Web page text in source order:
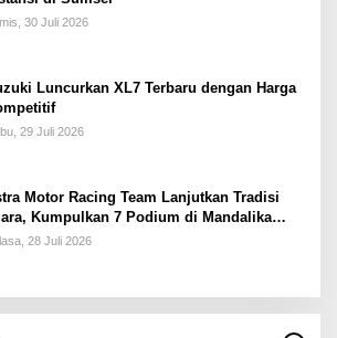
30 Juli 2026
Luncurkan XL7 Terbaru dengan Harga
29 Juli 2026
Motor Racing Team Lanjutkan Tradisi
Kumpulkan 7 Podium di Mandalika
Series Putaran ke 3
28 Juli 2026